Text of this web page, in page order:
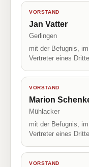
VORSTAND
Jan Vatter
Gerlingen
mit der Befugnis,
Vertreter eines
VORSTAND
Marion
Mühlacker
mit der Befugnis,
Vertreter eines
VORSTAND